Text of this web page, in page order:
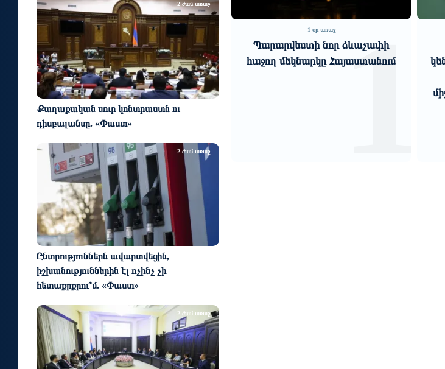
Քաղաքական սուր կոնտրաստն ու
դիսբալանսը. «Փաստ»
2 ժամ առաջ
Ընտրություններն ավարտվեցին,
իշխանություններին էլ ոչինչ չի
հետաքրքրու՞մ. «Փաստ»
2 ժամ առաջ
2 ժամ առաջ
1 օր առաջ
Պարարվեստի նոր ձևաչափի
հաջող մեկնարկը Հայաստանում
1 6 օր առաջ
Շենգավիթ բժշկական
կենտրոնը՝ բժշկական օգնության
2